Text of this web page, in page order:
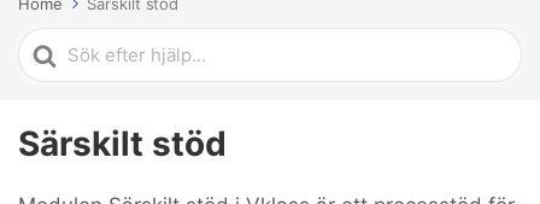
Search
For
Särskilt stöd